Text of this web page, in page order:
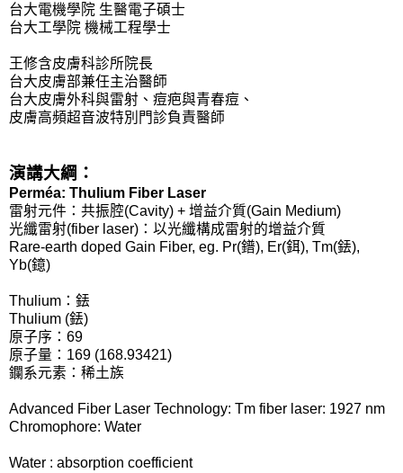
台大電機學院 生醫電子碩士
台大工學院 機械工程學士
王修含皮膚科診所院長
台大皮膚部兼任主治醫師
台大皮膚外科與雷射、痘疤與青春痘、
皮膚高頻超音波特別門診負責醫師
演講大綱：
Perméa: Thulium Fiber Laser
雷射元件：共振腔(Cavity) + 增益介質(Gain Medium)
光纖雷射(fiber laser)：以光纖構成雷射的增益介質
Rare-earth doped Gain Fiber, eg. Pr(鐠), Er(鉺), Tm(銩),
Yb(鐿)
Thulium：銩
Thulium (銩)
原子序：69
原子量：169 (168.93421)
鑭系元素：稀土族
Advanced Fiber Laser Technology: Tm fiber laser: 1927 nm
Chromophore: Water
Water : absorption coefficient